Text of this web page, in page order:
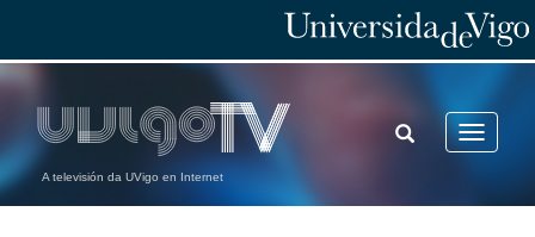
A televisión da UVigo en Internet
Toggle
TOGGLE
SEARCH